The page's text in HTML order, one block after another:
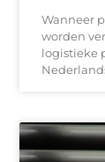
Wanneer
worden
logistieke